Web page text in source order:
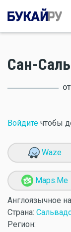
Сан-
Войдите чтобы
Waze
Maps.Me
Англоязычное
Страна:
Регион: